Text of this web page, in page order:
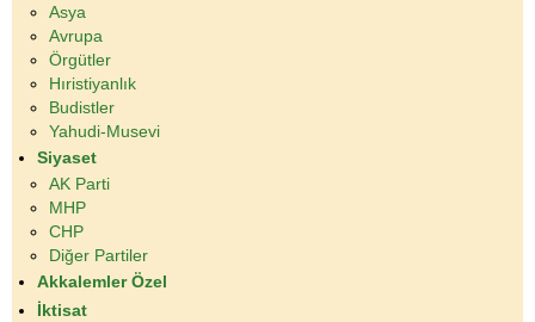
Asya
Avrupa
Örgütler
Hıristiyanlık
Budistler
Yahudi-Musevi
Siyaset
AK Parti
MHP
CHP
Diğer Partiler
Akkalemler Özel
İktisat